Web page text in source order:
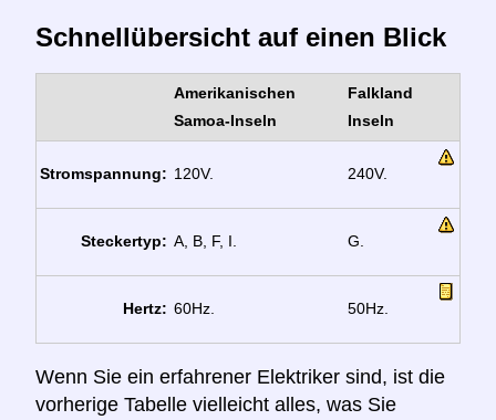
Schnellübersicht auf einen Blick
Amerikanischen
Samoa-Inseln
Falkland
Inseln
Stromspannung: 120V. 240V.
Steckertyp: A, B, F, I. G.
Hertz: 60Hz. 50Hz.
Wenn Sie ein erfahrener Elektriker sind, ist die
vorherige Tabelle vielleicht alles, was Sie